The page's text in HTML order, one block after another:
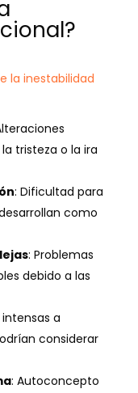
la inestabilidad
tristeza o la ira
: Dificultad para
como
: Problemas
debido a las
a
considerar
: Autoconcepto